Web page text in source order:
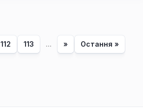
112 113 ... » Остання »